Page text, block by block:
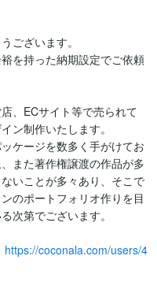
ございます。
を持った納期設定でご依頼
、ECサイト等で売られて
ン制作いたします。
ケージを数多く手がけてお
また著作権譲渡の作品が多
いことが多々あり、そこで
のポートフォリオ作りを目
次第でございます。
https://coconala.com/users/4